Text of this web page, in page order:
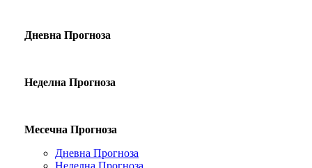
Дневна Прогноза
Неделна Прогноза
Месечна Прогноза
Дневна Прогноза
Неделна Прогноза